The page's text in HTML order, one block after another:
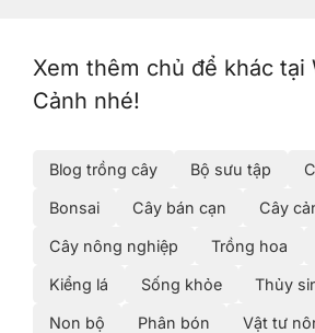
Xem thêm chủ để khác tại
Cảnh nhé!
Blog trồng cây Bộ sưu tập
Bonsai Cây bán cạn Cây
Cây nông nghiệp Trồng hoa
Kiểng lá Sống khỏe Thủy
Non bộ Phân bón Vật tư